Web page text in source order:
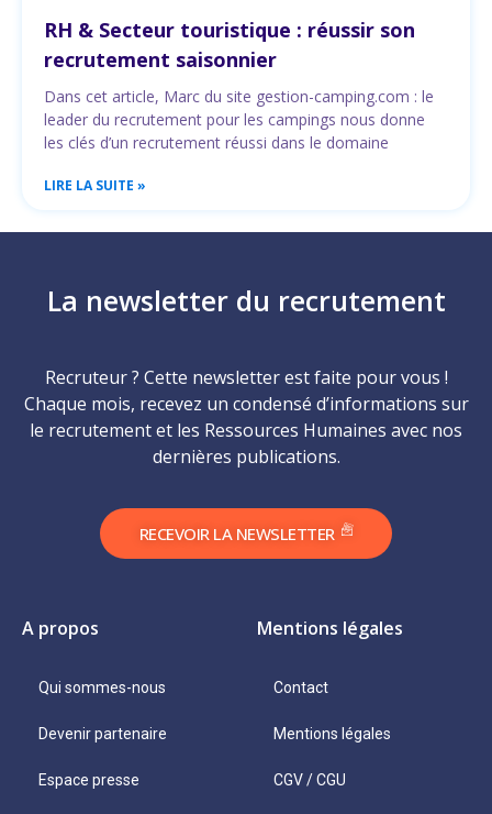
RH & Secteur touristique : réussir son
recrutement saisonnier
Dans cet article, Marc du site gestion-camping.com : le
leader du recrutement pour les campings nous donne
les clés d’un recrutement réussi dans le domaine
LIRE LA SUITE »
La newsletter du recrutement
Recruteur ? Cette newsletter est faite pour vous !
Chaque mois, recevez un condensé d’informations sur
le recrutement et les Ressources Humaines avec nos
dernières publications.
RECEVOIR LA NEWSLETTER
A propos
Qui sommes-nous
Devenir partenaire
Espace presse
Mentions légales
Contact
Mentions légales
CGV / CGU